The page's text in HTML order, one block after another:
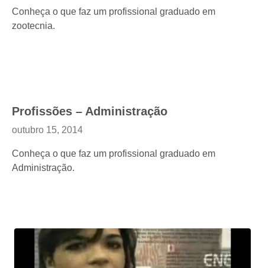
Conheça o que faz um profissional graduado em
zootecnia.
Profissões – Administração
outubro 15, 2014
Conheça o que faz um profissional graduado em
Administração.